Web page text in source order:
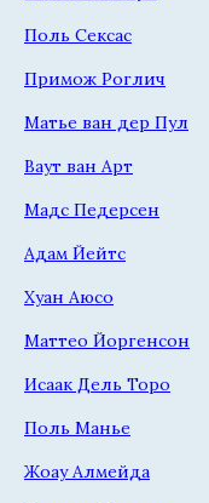
Поль Сексас
Примож Роглич
Матье ван дер Пул
Ваут ван Арт
Мадс Педерсен
Адам Йейтс
Хуан Аюсо
Маттео Йоргенсон
Исаак Дель Торо
Поль Манье
Жоау Алмейда